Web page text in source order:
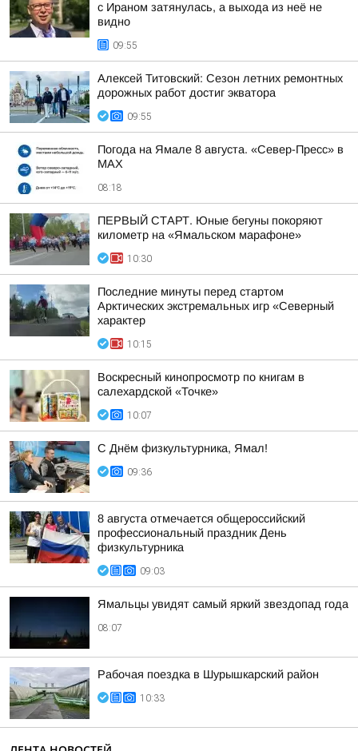
с Ираном затянулась, а выхода из неё не
видно
09:55
Алексей Титовский: Сезон летних ремонтных
дорожных работ достиг экватора
09:55
Погода на Ямале 8 августа. «Север-Пресс» в
MAX
08:18
ПЕРВЫЙ СТАРТ. Юные бегуны покоряют
километр на «Ямальском марафоне»
10:30
Последние минуты перед стартом
Арктических экстремальных игр «Северный
характер
10:15
Воскресный кинопросмотр по книгам в
салехардской «Точке»
10:07
С Днём физкультурника, Ямал!
09:36
8 августа отмечается общероссийский
профессиональный праздник День
физкультурника
09:03
Ямальцы увидят самый яркий звездопад года
08:07
Рабочая поездка в Шурышкарский район
10:33